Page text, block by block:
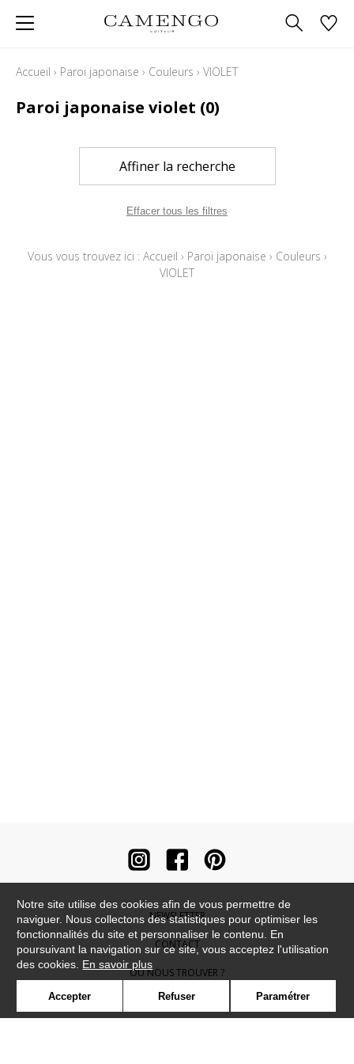
Accueil › Paroi japonaise › Couleurs › VIOLET
Paroi japonaise violet (0)
Affiner la recherche
Effacer tous les filtres
Vous vous trouvez ici : Accueil › Paroi japonaise › Couleurs ›
VIOLET
NEWSLETTER
CONTACT
OÙ NOUS TROUVER ?
CONTRACT
Notre site utilise des cookies afin de vous permettre de
naviguer. Nous collectons des statistiques pour optimiser les
fonctionnalités du site et personnaliser le contenu. En
poursuivant la navigation sur ce site, vous acceptez l'utilisation
des cookies. En savoir plus
Accepter Refuser Paramétrer